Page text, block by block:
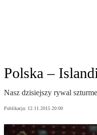
Polska –
Nasz dzisiejszy rywal
Publikacja: 12.11.2015 20:00